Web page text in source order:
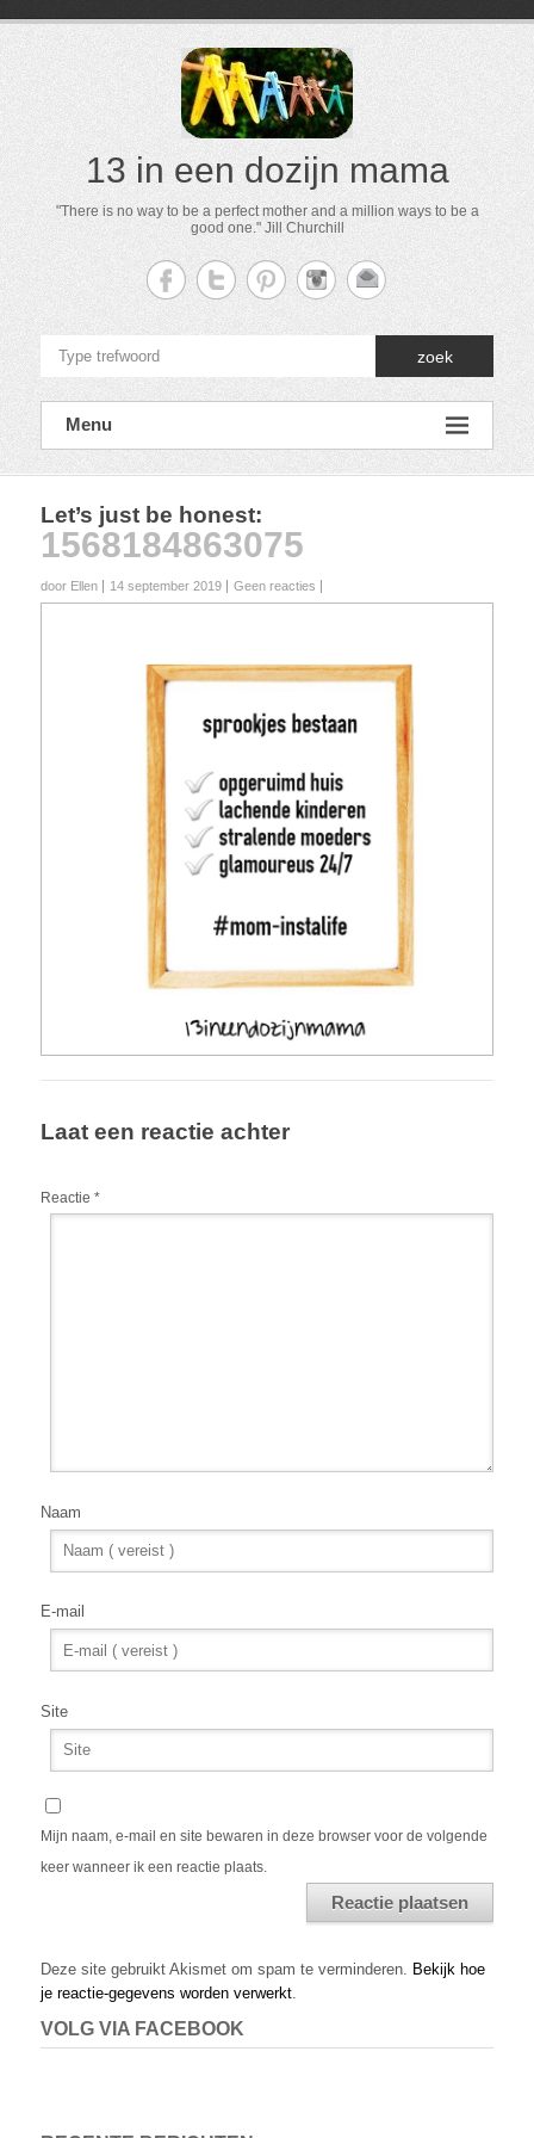
13 in een dozijn mama
"There is no way to be a perfect mother and a million ways to be a
good one." Jill Churchill
zoek
Menu
Let’s just be honest:
1568184863075
door Ellen 14 september 2019 Geen reacties
Laat een reactie achter
Reactie *
Naam
E-mail
Site
Mijn naam, e-mail en site bewaren in deze browser voor de volgende
keer wanneer ik een reactie plaats.
Deze site gebruikt Akismet om spam te verminderen. Bekijk hoe
je reactie-gegevens worden verwerkt.
VOLG VIA FACEBOOK